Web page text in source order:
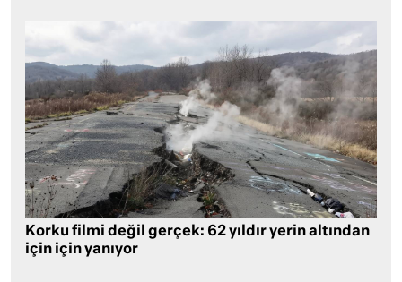
Korku filmi değil gerçek: 62 yıldır yerin altından
için için yanıyor